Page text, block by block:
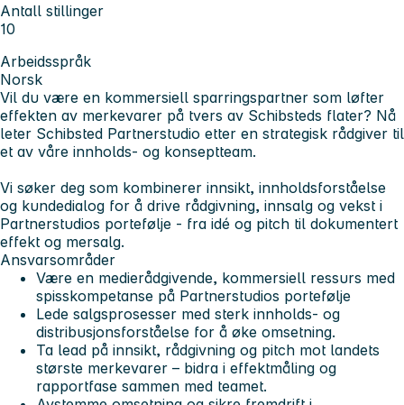
Antall stillinger
10
Arbeidsspråk
Norsk
Vil du være en kommersiell sparringspartner som løfter
effekten av merkevarer på tvers av Schibsteds flater? Nå
leter Schibsted Partnerstudio etter en strategisk rådgiver til
et av våre innholds- og konseptteam.
Vi søker deg som kombinerer innsikt, innholdsforståelse
og kundedialog for å drive rådgivning, innsalg og vekst i
Partnerstudios portefølje - fra idé og pitch til dokumentert
effekt og mersalg.
Ansvarsområder
Være en medierådgivende, kommersiell ressurs med
spisskompetanse på Partnerstudios portefølje
Lede salgsprosesser med sterk innholds- og
distribusjonsforståelse for å øke omsetning.
Ta lead på innsikt, rådgivning og pitch mot landets
største merkevarer – bidra i effektmåling og
rapportfase sammen med teamet.